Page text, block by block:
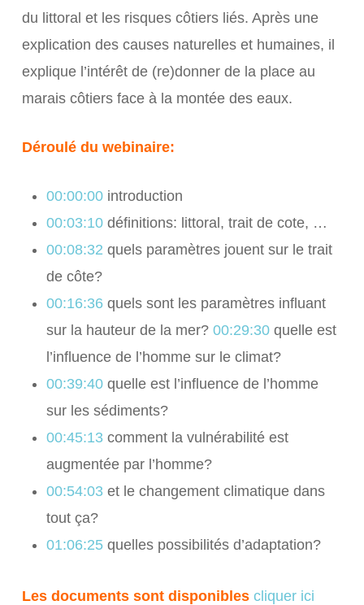
du littoral et les risques côtiers liés. Après une
explication des causes naturelles et humaines, il
explique l’intérêt de (re)donner de la place au
marais côtiers face à la montée des eaux.
Déroulé du webinaire:
00:00:00introduction
00:03:10définitions: littoral, trait de cote, …
00:08:32 quels paramètres jouent sur le trait
de côte?
00:16:36quels sont les paramètres influant
sur la hauteur de la mer? 00:29:30quelle est
l’influence de l’homme sur le climat?
00:39:40quelle est l’influence de l’homme
sur les sédiments?
00:45:13comment la vulnérabilité est
augmentée par l’homme?
00:54:03et le changement climatique dans
tout ça?
01:06:25quelles possibilités d’adaptation?
Les documents sont disponibles cliquer ici